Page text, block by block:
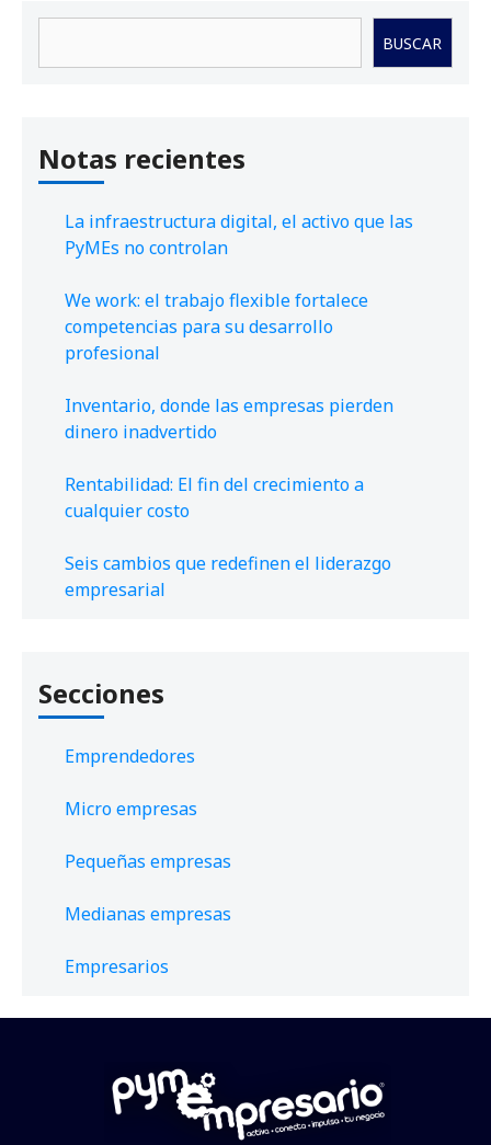
BUSCAR
Notas recientes
La infraestructura digital, el activo que las
PyMEs no controlan
We work: el trabajo flexible fortalece
competencias para su desarrollo
profesional
Inventario, donde las empresas pierden
dinero inadvertido
Rentabilidad: El fin del crecimiento a
cualquier costo
Seis cambios que redefinen el liderazgo
empresarial
Secciones
Emprendedores
Micro empresas
Pequeñas empresas
Medianas empresas
Empresarios